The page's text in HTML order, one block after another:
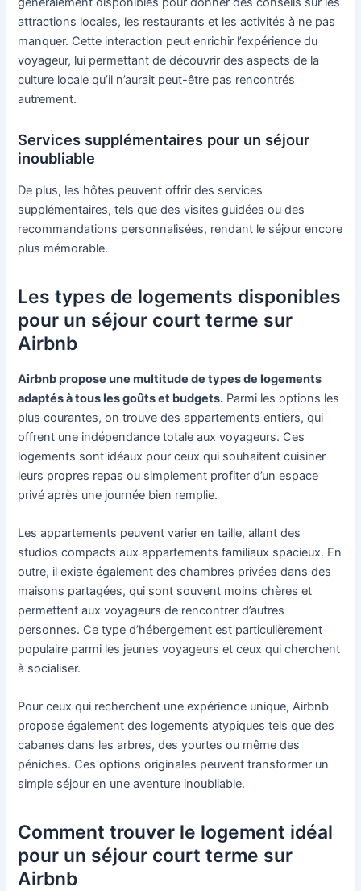
attractions locales, les restaurants et les activités à ne pas
manquer. Cette interaction peut enrichir l’expérience du
voyageur, lui permettant de découvrir des aspects de la
culture locale qu’il n’aurait peut-être pas rencontrés
autrement.
Services supplémentaires pour un séjour
inoubliable
De plus, les hôtes peuvent offrir des services
supplémentaires, tels que des visites guidées ou des
recommandations personnalisées, rendant le séjour encore
plus mémorable.
Les types de logements disponibles
pour un séjour court terme sur
Airbnb
Airbnb propose une multitude de types de logements
adaptés à tous les goûts et budgets. Parmi les options les
plus courantes, on trouve des appartements entiers, qui
offrent une indépendance totale aux voyageurs. Ces
logements sont idéaux pour ceux qui souhaitent cuisiner
leurs propres repas ou simplement profiter d’un espace
privé après une journée bien remplie.
Les appartements peuvent varier en taille, allant des
studios compacts aux appartements familiaux spacieux. En
outre, il existe également des chambres privées dans des
maisons partagées, qui sont souvent moins chères et
permettent aux voyageurs de rencontrer d’autres
personnes. Ce type d’hébergement est particulièrement
populaire parmi les jeunes voyageurs et ceux qui cherchent
à socialiser.
Pour ceux qui recherchent une expérience unique, Airbnb
propose également des logements atypiques tels que des
cabanes dans les arbres, des yourtes ou même des
péniches. Ces options originales peuvent transformer un
simple séjour en une aventure inoubliable.
Comment trouver le logement idéal
pour un séjour court terme sur
Airbnb